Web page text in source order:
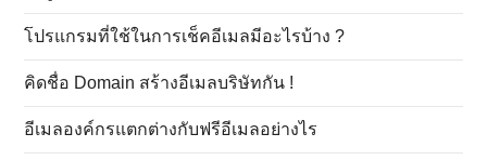
โปรแกรมที่ใช้ในการเช็คอีเมลมีอะไรบ้าง ?
คิดชื่อ Domain สร้างอีเมลบริษัทกัน !
อีเมลองค์กรแตกต่างกับฟรีอีเมลอย่างไร